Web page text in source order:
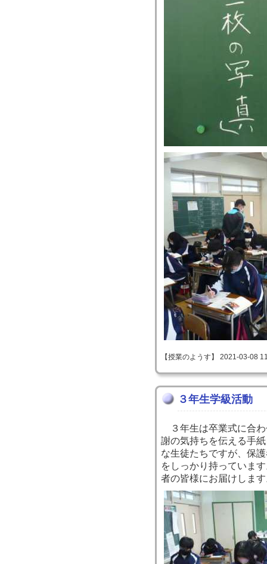
【授業のようす】 2021-03-08
３年生学級活動
３年生は卒業式に合わ
謝の気持ちを伝える手
な生徒たちですが、保
をしっかり持っていま
者の皆様にお届けしま